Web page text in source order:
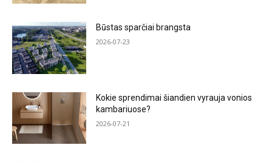
Būstas sparčiai brangsta
2026-07-23
Kokie sprendimai šiandien vyrauja vonios
kambariuose?
2026-07-21